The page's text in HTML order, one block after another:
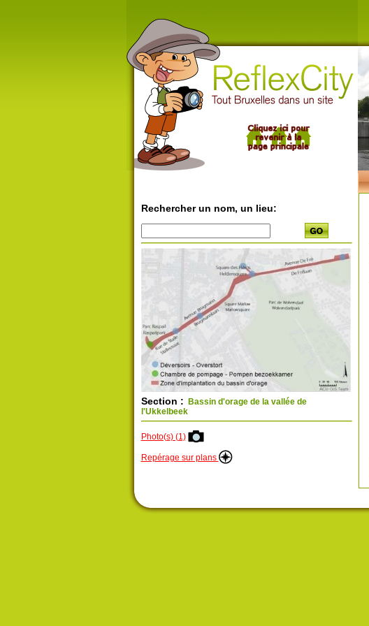
Rechercher un nom, un lieu:
Section : Bassin d'orage de la vallée de
l'Ukkelbeek
Photo(s) (1)
Repérage sur plans